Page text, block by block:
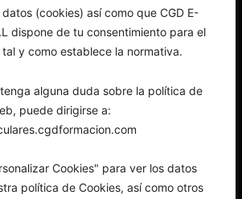
(cookies) así como que CGD E-
dispone de tu consentimiento para el
tal y como establece la normativa.
alguna duda sobre la política de
puede dirigirse a:
Cookies" para ver los datos
política de Cookies, así como otros
+34 954 66 40 58